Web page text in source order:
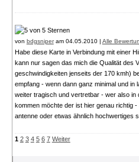
von bdgsniperam 04.05.2010 | Alle
Habe diese Karte in Verbindung mit einer
kann nur sagen das mich die Qualität des
geschwindigkeiten jenseits der 170 kmh)
empfang - wenn dann ganz minimal und
weiter tragisch und vertretbar - wer also
kommen möchte der ist hier genau richtig
antenne oder etwas ähnlich hochwertiges
1 2 3 4 5 6 7 Weiter